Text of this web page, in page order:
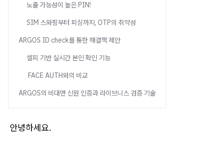
노출 가능성이 높은 PIN!
SIM 스와핑부터 피싱까지, OTP의 취약성
ARGOS ID check를 통한 해결책 제안
셀피 기반 실시간 본인 확인 기능
FACE AUTH와의 비교
ARGOS의 비대면 신원 인증과 라이브니스 검증 기술
안녕하세요.